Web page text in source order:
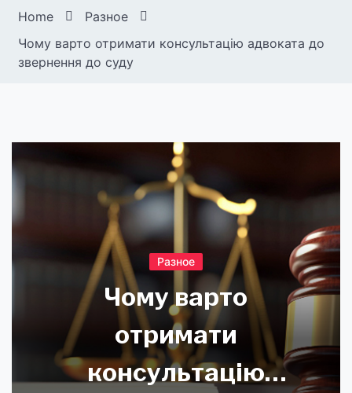
Home
Разное
Чому варто отримати консультацію адвоката до
звернення до суду
Разное
Чому варто
отримати
консультацію